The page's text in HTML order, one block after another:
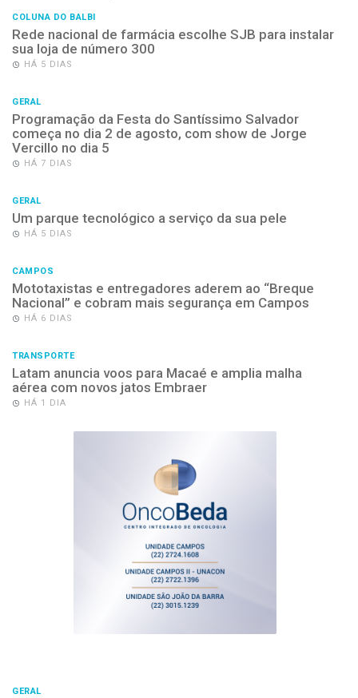
COLUNA DO BALBI
Rede nacional de farmácia escolhe SJB para instalar
sua loja de número 300
HÁ 5 DIAS
GERAL
Programação da Festa do Santíssimo Salvador
começa no dia 2 de agosto, com show de Jorge
Vercillo no dia 5
HÁ 7 DIAS
GERAL
Um parque tecnológico a serviço da sua pele
HÁ 5 DIAS
CAMPOS
Mototaxistas e entregadores aderem ao “Breque
Nacional” e cobram mais segurança em Campos
HÁ 6 DIAS
TRANSPORTE
Latam anuncia voos para Macaé e amplia malha
aérea com novos jatos Embraer
HÁ 1 DIA
GERAL